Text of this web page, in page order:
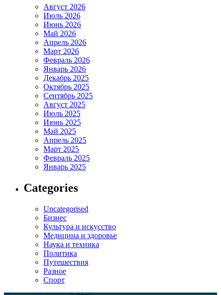
Август 2026
Июль 2026
Июнь 2026
Май 2026
Апрель 2026
Март 2026
Февраль 2026
Январь 2026
Декабрь 2025
Октябрь 2025
Сентябрь 2025
Август 2025
Июль 2025
Июнь 2025
Май 2025
Апрель 2025
Март 2025
Февраль 2025
Январь 2025
Categories
Uncategorised
Бизнес
Культура и искусство
Медицина и здоровье
Наука и техника
Политика
Путешествия
Разное
Спорт